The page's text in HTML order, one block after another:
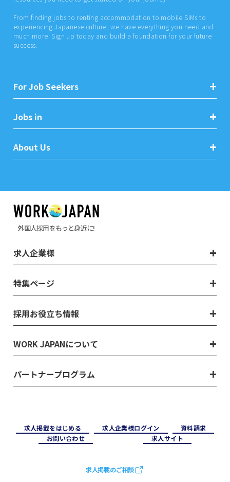
From finding jobs to renting accommodation to mobile SIMs to
experiencing Japanese culture, we have everything you need and
much more. Sign up today and build a foundation for your future
success.
For Job Seekers
Jobs in
About Us
外国人採用をもっと身近に!
求人企業様
特集ページ
採用お役立ち情報
WORK JAPANについて
パートナープログラム
求⼈掲載をはじめる 求⼈企業様ログイン
資料請求
お問い合わせ
求⼈サイト
求人掲載のご相談